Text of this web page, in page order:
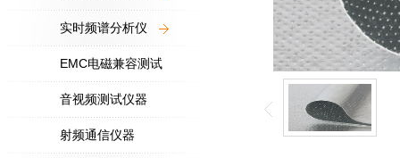
实时频谱分析仪
EMC电磁兼容测试
音视频测试仪器
射频通信仪器